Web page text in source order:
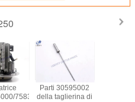
75832000
Parti 30595002
della taglierina di